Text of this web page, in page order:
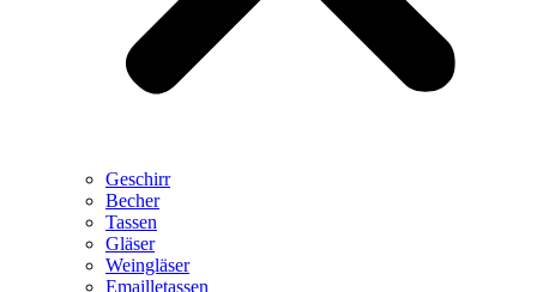
Geschirr
Becher
Tassen
Gläser
Weingläser
Emailletassen